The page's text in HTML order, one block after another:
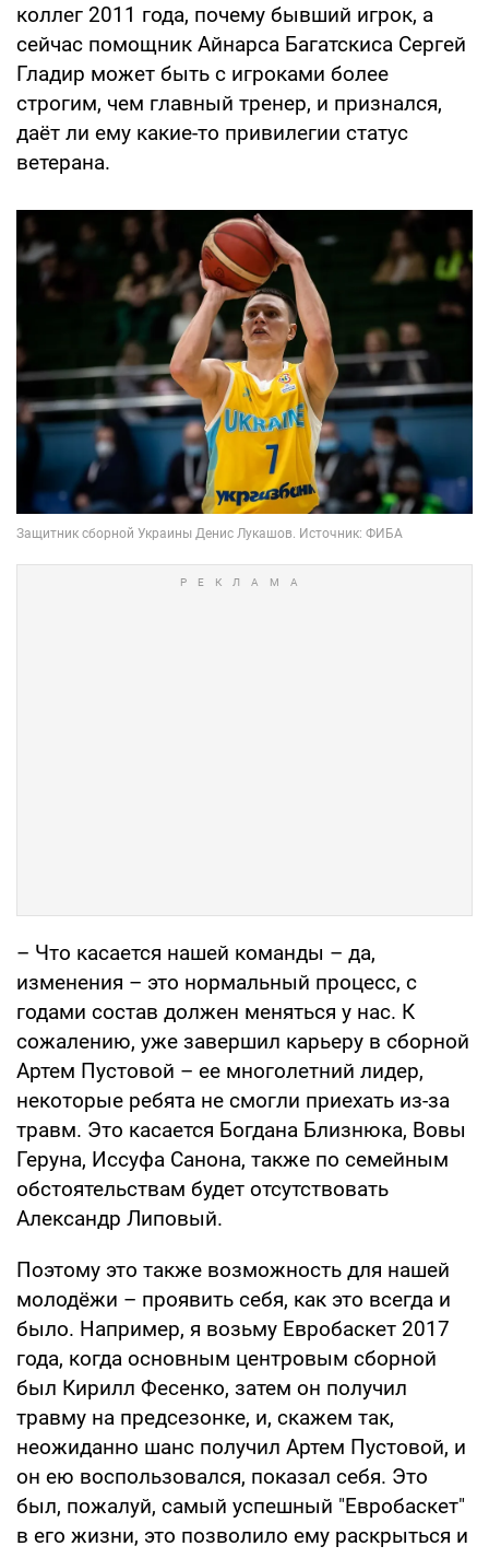
коллег 2011 года, почему бывший игрок, а
сейчас помощник Айнарса Багатскиса Сергей
Гладир может быть с игроками более
строгим, чем главный тренер, и признался,
даёт ли ему какие-то привилегии статус
ветерана.
– Что касается нашей команды – да,
изменения – это нормальный процесс, с
годами состав должен меняться у нас. К
сожалению, уже завершил карьеру в сборной
Артем Пустовой – ее многолетний лидер,
некоторые ребята не смогли приехать из-за
травм. Это касается Богдана Близнюка, Вовы
Геруна, Иссуфа Санона, также по семейным
обстоятельствам будет отсутствовать
Александр Липовый.
Поэтому это также возможность для нашей
молодёжи – проявить себя, как это всегда и
было. Например, я возьму Евробаскет 2017
года, когда основным центровым сборной
был Кирилл Фесенко, затем он получил
травму на предсезонке, и, скажем так,
неожиданно шанс получил Артем Пустовой, и
он ею воспользовался, показал себя. Это
был, пожалуй, самый успешный "Евробаскет"
в его жизни, это позволило ему раскрыться и